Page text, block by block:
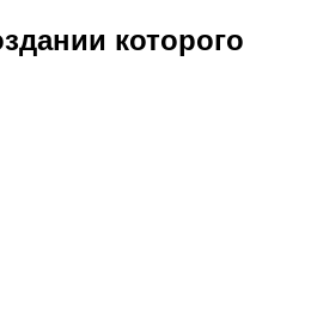
которого